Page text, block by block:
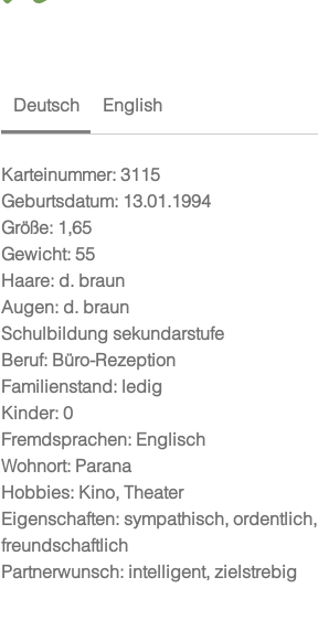
Deutsch English
Karteinummer: 3115
Geburtsdatum: 13.01.1994
Größe: 1,65
Gewicht: 55
Haare: d. braun
Augen: d. braun
Schulbildung sekundarstufe
Beruf: Büro-Rezeption
Familienstand: ledig
Kinder: 0
Fremdsprachen: Englisch
Wohnort: Parana
Hobbies: Kino, Theater
Eigenschaften: sympathisch, ordentlich,
freundschaftlich
Partnerwunsch: intelligent, zielstrebig